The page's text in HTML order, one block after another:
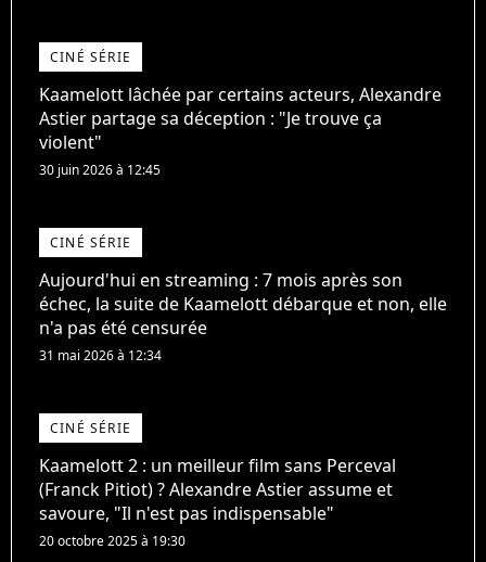
CINÉ SÉRIE
Kaamelott lâchée par certains acteurs, Alexandre
Astier partage sa déception : "Je trouve ça
violent"
30 juin 2026 à 12:45
CINÉ SÉRIE
Aujourd'hui en streaming : 7 mois après son
échec, la suite de Kaamelott débarque et non, elle
n'a pas été censurée
31 mai 2026 à 12:34
CINÉ SÉRIE
Kaamelott 2 : un meilleur film sans Perceval
(Franck Pitiot) ? Alexandre Astier assume et
savoure, "Il n'est pas indispensable"
20 octobre 2025 à 19:30